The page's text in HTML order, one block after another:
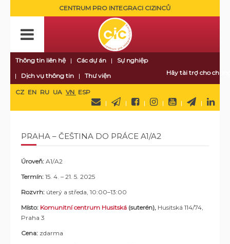
CENTRUM PRO INTEGRACI CIZINCŮ
Thông tin liên hệ Các dự án
Sự nghiệp
Dịch vụ thông tin
Thư viện Hãy tài trợ cho
CZ EN RU UA VN ESP
PRAHA – ČEŠTINA DO PRÁCE A1/A2
Úroveň: A1/A2
Termín: 15. 4. – 21. 5. 2025
Rozvrh: úterý a středa, 10:00–13:00
Místo: Komunitní centrum Husitská (suterén), Husitská 114/74,
Praha 3
Cena: zdarma